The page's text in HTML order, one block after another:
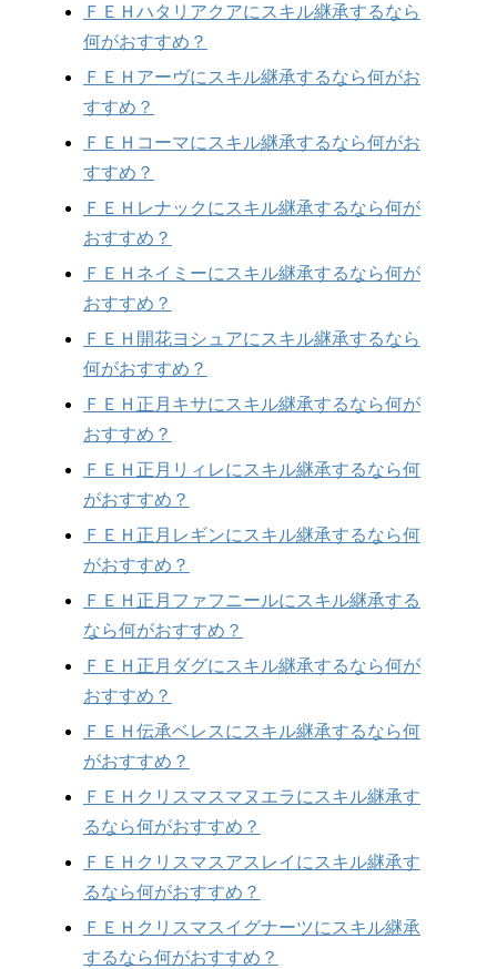
ＦＥＨハタリアクアにスキル継承するなら
何がおすすめ？
ＦＥＨアーヴにスキル継承するなら何がお
すすめ？
ＦＥＨコーマにスキル継承するなら何がお
すすめ？
ＦＥＨレナックにスキル継承するなら何が
おすすめ？
ＦＥＨネイミーにスキル継承するなら何が
おすすめ？
ＦＥＨ開花ヨシュアにスキル継承するなら
何がおすすめ？
ＦＥＨ正月キサにスキル継承するなら何が
おすすめ？
ＦＥＨ正月リィレにスキル継承するなら何
がおすすめ？
ＦＥＨ正月レギンにスキル継承するなら何
がおすすめ？
ＦＥＨ正月ファフニールにスキル継承する
なら何がおすすめ？
ＦＥＨ正月ダグにスキル継承するなら何が
おすすめ？
ＦＥＨ伝承ベレスにスキル継承するなら何
がおすすめ？
ＦＥＨクリスマスマヌエラにスキル継承す
るなら何がおすすめ？
ＦＥＨクリスマスアスレイにスキル継承す
るなら何がおすすめ？
ＦＥＨクリスマスイグナーツにスキル継承
するなら何がおすすめ？